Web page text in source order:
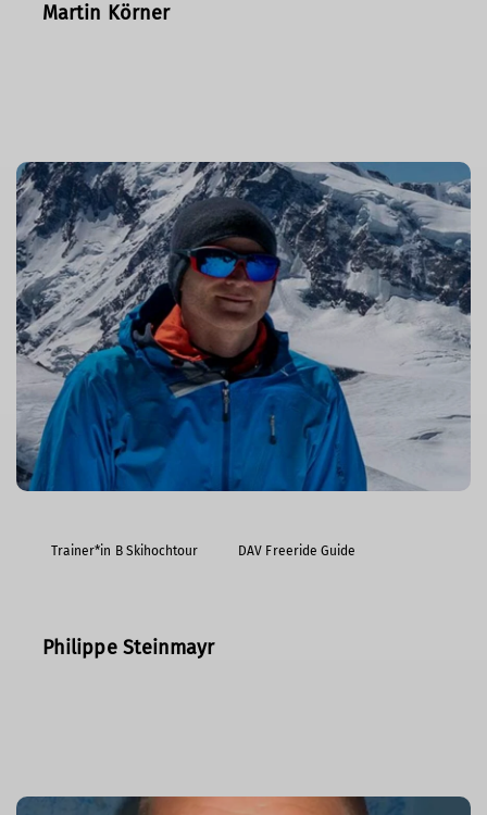
Martin Körner
Trainer*in B Skihochtour DAV Freeride Guide
Philippe Steinmayr